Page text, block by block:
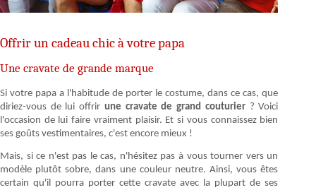
Offrir un cadeau chic à votre papa
Une cravate de grande marque
Si votre papa a l'habitude de porter le costume, dans ce cas, que
diriez-vous de lui offrir une cravate de grand couturier? Voici
l'occasion de lui faire vraiment plaisir. Et si vous connaissez bien
ses goûts vestimentaires, c'est encore mieux !
Mais, si ce n'est pas le cas, n'hésitez pas à vous tourner vers un
modèle plutôt sobre, dans une couleur neutre. Ainsi, vous êtes
certain qu'il pourra porter cette cravate avec la plupart de ses